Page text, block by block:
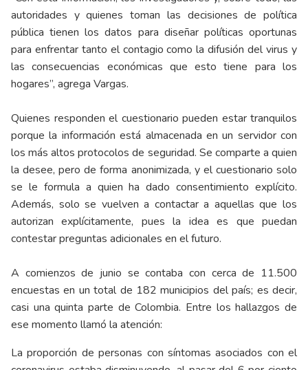
autoridades y quienes toman las decisiones de política
pública tienen los datos para diseñar políticas oportunas
para enfrentar tanto el contagio como la difusión del virus y
las consecuencias económicas que esto tiene para los
hogares”, agrega Vargas.
Quienes responden el cuestionario pueden estar tranquilos
porque la información está almacenada en un servidor con
los más altos protocolos de seguridad. Se comparte a quien
la desee, pero de forma anonimizada, y el cuestionario solo
se le formula a quien ha dado consentimiento explícito.
Además, solo se vuelven a contactar a aquellas que los
autorizan explícitamente, pues la idea es que puedan
contestar preguntas adicionales en el futuro.
A comienzos de junio se contaba con cerca de 11.500
encuestas en un total de 182 municipios del país; es decir,
casi una quinta parte de Colombia. Entre los hallazgos de
ese momento llamó la atención:
La proporción de personas con síntomas asociados con el